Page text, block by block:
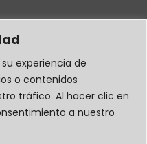
experiencia de
o contenidos
tráfico. Al hacer clic en
a nuestro
i Prats, 3
Barcelona.
– 15:00h